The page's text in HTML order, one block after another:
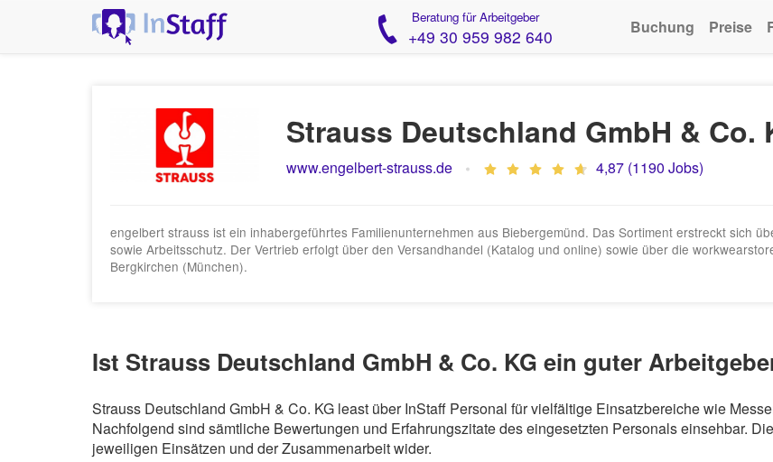
Beratung für Arbeitgeber
+49 30 959 982 640 Buchung Preise
Strauss Deutschland GmbH & Co.
www.engelbert-strauss.de 4,87 (1190 Jobs)
engelbert strauss ist ein inhabergeführtes Familienunternehmen aus Biebergemünd. Das Sortiment erstreckt sich
sowie Arbeitsschutz. Der Vertrieb erfolgt über den Versandhandel (Katalog und online) sowie über die
Bergkirchen (München).
Ist Strauss Deutschland GmbH & Co. KG ein guter
Strauss Deutschland GmbH & Co. KG least über InStaff Personal für vielfältige Einsatzbereiche wie
Nachfolgend sind sämtliche Bewertungen und Erfahrungszitate des eingesetzten Personals einsehbar.
jeweiligen Einsätzen und der Zusammenarbeit wider.